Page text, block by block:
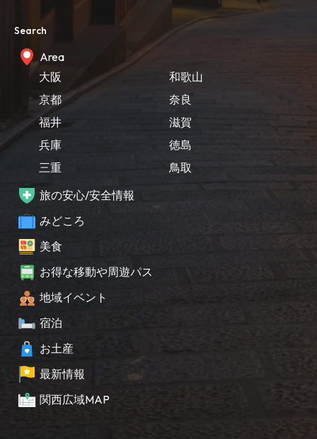
Search
Area
大阪
京都
福井
兵庫
三重
和歌山
奈良
滋賀
徳島
鳥取
旅の安心/安全情報
みどころ
美食
お得な移動や周遊パス
地域イベント
宿泊
お土産
最新情報
関西広域MAP